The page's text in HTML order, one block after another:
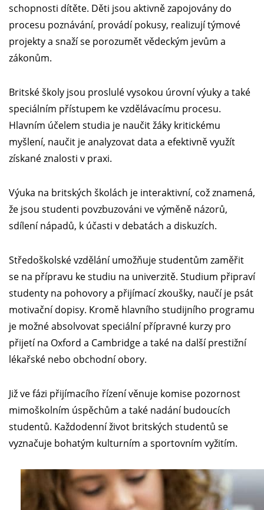
schopnosti dítěte. Děti jsou aktivně zapojovány do
procesu poznávání, provádí pokusy, realizují týmové
projekty a snaží se porozumět vědeckým jevům a
zákonům.
Britské školy jsou proslulé vysokou úrovní výuky a také
speciálním přístupem ke vzdělávacímu procesu.
Hlavním účelem studia je naučit žáky kritickému
myšlení, naučit je analyzovat data a efektivně využít
získané znalosti v praxi.
Výuka na britských školách je interaktivní, což znamená,
že jsou studenti povzbuzováni ve výměně názorů,
sdílení nápadů, k účasti v debatách a diskuzích.
Středoškolské vzdělání umožňuje studentům zaměřit
se na přípravu ke studiu na univerzitě. Studium připraví
studenty na pohovory a přijímací zkoušky, naučí je psát
motivační dopisy. Kromě hlavního studijního programu
je možné absolvovat speciální přípravné kurzy pro
přijetí na Oxford a Cambridge a také na další prestižní
lékařské nebo obchodní obory.
Již ve fázi přijímacího řízení věnuje komise pozornost
mimoškolním úspěchům a také nadání budoucích
studentů. Každodenní život britských studentů se
vyznačuje bohatým kulturním a sportovním vyžitím.